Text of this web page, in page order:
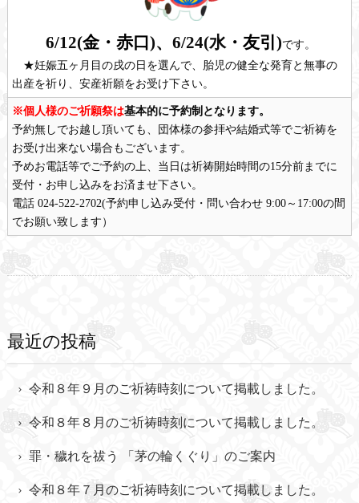
6/12(金・赤口)、6/24(水・友引 )です。
★妊娠五ヶ月目の戌の日を選んで、胎児の健全な発育と無事の
出産を祈り、安産祈願をお受け下さい。
※個人様のご祈願祭は基本的に予約制となります。
予約無しでお越し頂いても、団体様の参拝や結婚式等でご祈祷を
お受け出来ない場合もございます。
予めお電話等でご予約の上、当日は祈祷開始時間の15分前までに
受付・お申し込みをお済ませ下さい。
電話 024-522-2702(予約申し込み受付・問い合わせ 9:00～17:00の間
でお願い致します）
最近の投稿
令和８年９月のご祈祷時刻について掲載しました。
令和８年８月のご祈祷時刻について掲載しました。
罪・穢れを祓う 「茅の輪くぐり」のご案内
令和８年７月のご祈祷時刻について掲載しました。